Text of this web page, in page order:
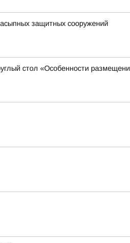
защитных сооружений
стол «Особенности